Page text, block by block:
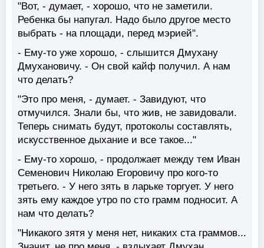
"Вот, - думает, - хорошо, что не заметили.
Ребенка бы напугал. Надо было другое место
выбрать - на площади, перед мэрией".
- Ему-то уже хорошо, - слышится Дмухану
Дмухановичу. - Он свой кайф получил. А нам
что делать?
"Это про меня, - думает. - Завидуют, что
отмучился. Знали бы, что жив, не завидовали.
Теперь снимать будут, протоколы составлять,
искусственное дыхание и все такое..."
- Ему-то хорошо, - продолжает между тем Иван
Семенович Николаю Егоровичу про кого-то
третьего. - У него зять в ларьке торгует. У него
зять ему каждое утро по сто грамм подносит. А
нам что делать?
"Никакого зятя у меня нет, никаких ста граммов...